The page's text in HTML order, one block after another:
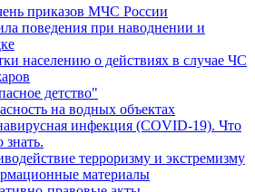
приказов МЧС России
поведения при наводнении и
населению о действиях в случае ЧС
детство"
на водных объектах
инфекция (COVID-19). Что
знать.
терроризму и экстремизму
материалы